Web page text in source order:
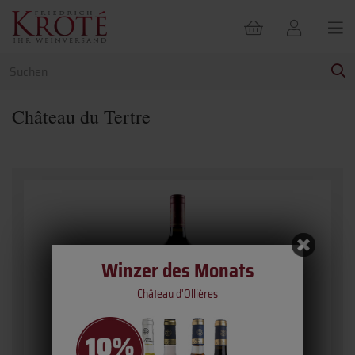
Winzer des Monats
Château d'Ollières
Château du Tertre